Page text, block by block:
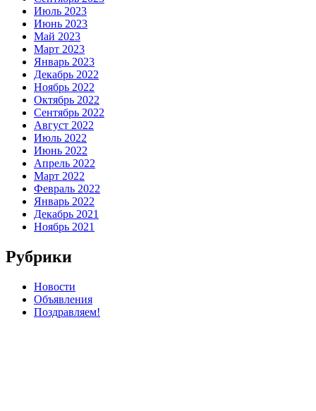
Июль 2023
Июнь 2023
Май 2023
Март 2023
Январь 2023
Декабрь 2022
Ноябрь 2022
Октябрь 2022
Сентябрь 2022
Август 2022
Июль 2022
Июнь 2022
Апрель 2022
Март 2022
Февраль 2022
Январь 2022
Декабрь 2021
Ноябрь 2021
Рубрики
Новости
Объявления
Поздравляем!